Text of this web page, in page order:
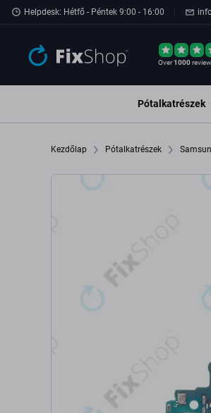
Ugrás az oldal fő részéhez
Helpdesk: Hétfő - Péntek 9:00 - 16:00
Over1000
Pótalkatrészek
Kezdőlap Pótalkatrészek